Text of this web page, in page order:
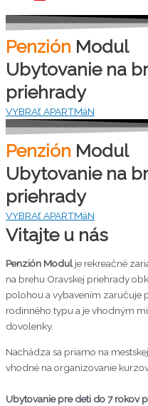
Penzión Modul
Ubytovanie na
priehrady
VYBRAť APARTMáN
Penzión Modul
Ubytovanie na
priehrady
VYBRAť APARTMáN
Vitajte u nás
Penzión Modulje rekreačné
na brehu Oravskej priehrady
polohou a vybavením zaručuje
rodinného typu a je vhodným
dovolenky.
Nachádza sa priamo na
vhodné na organizovanie
Ubytovanie pre deti do 7 rokov